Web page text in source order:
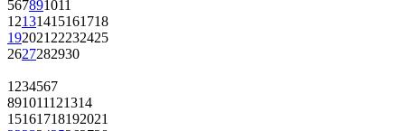
567891011
12131415161718
192021 22232425
2627282930
1 234567
891011121314
15161718192021